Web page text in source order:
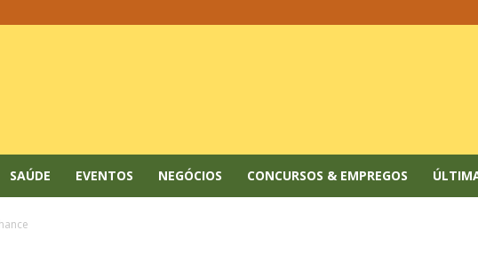
SAÚDE EVENTOS NEGÓCIOS CONCURSOS & EMPREGOS